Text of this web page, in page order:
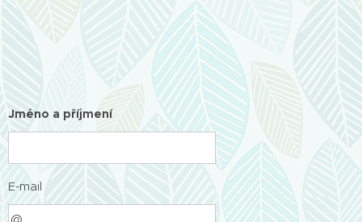
Jméno a příjmení
E-mail